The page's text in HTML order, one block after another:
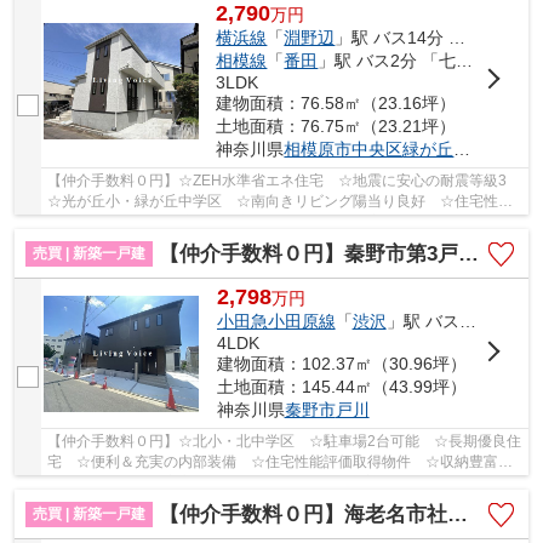
2,790万円
横浜線 「淵野辺 」駅 バス14分 「上溝団地」 停歩5分
相模線 「番田 」駅 バス2分 「七曲り下」 停歩20分
3LDK
建物面積：76.58㎡（23.16坪）
土地面積：76.75㎡（23.21坪）
神奈川県相模原市中央区緑が丘１丁目
【仲介手数料０円】☆ZEH水準省エネ住宅 ☆地震に安心の耐震等級3
☆光が丘小・緑が丘中学区 ☆南向きリビング陽当り良好 ☆住宅性能
売買 | 新築一戸建
【仲介手数料０円】秦野市第3戸川 新築一戸建て 全5棟
2,798万円
小田急小田原線 「渋沢 」駅 バス11分 「戸川台」 停歩9分
4LDK
建物面積：102.37㎡（30.96坪）
土地面積：145.44㎡（43.99坪）
神奈川県秦野市戸川
【仲介手数料０円】☆北小・北中学区 ☆駐車場2台可能 ☆長期優良住
宅 ☆便利＆充実の内部装備 ☆住宅性能評価取得物件 ☆収納豊富な
売買 | 新築一戸建
【仲介手数料０円】海老名市社家第16 新築一戸建て 全10棟